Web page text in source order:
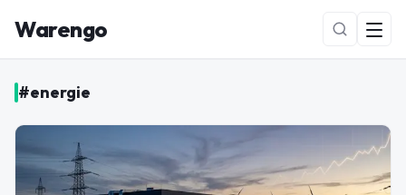
Warengo
#energie